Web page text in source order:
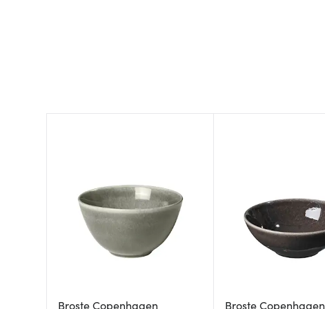
Broste Copenhagen Broste Copenhagen